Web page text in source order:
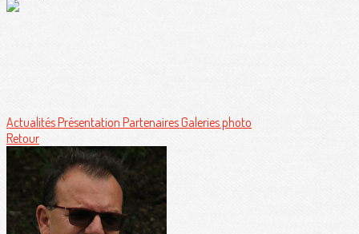
ActualitésPrésentation PartenairesGaleries photo
Retour